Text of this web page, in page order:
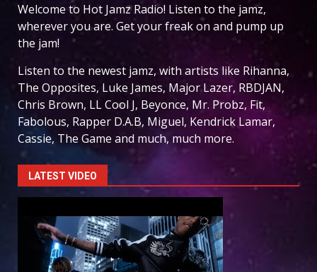
Welcome to Hot Jamz Radio! Listen to the jamz,
wherever you are. Get your freak on and pump up
the jam!
Listen to the newest jamz, with artists like Rihanna,
The Opposites, Luke James, Major Lazer, RBDJAN,
Chris Brown, LL Cool J, Beyonce, Mr. Probz, Fit,
Fabolous, Rapper D.A.B, Miguel, Kendrick Lamar,
Cassie, The Game and much, much more.
LATEST VIDEO